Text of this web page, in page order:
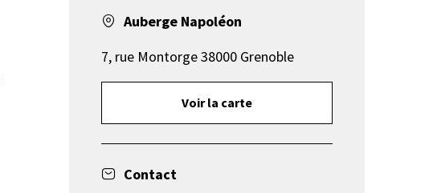
Auberge Napoléon
7, rue Montorge 38000 Grenoble
Voir la carte
Contact